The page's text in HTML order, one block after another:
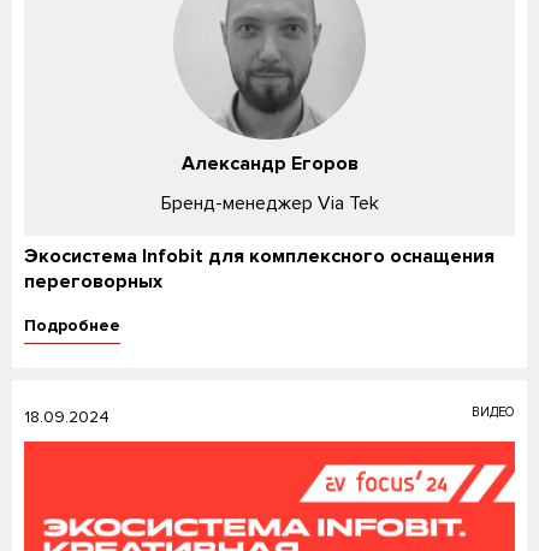
Александр Егоров
Бренд-менеджер Via Tek
Экосистема Infobit для комплексного оснащения
переговорных
Подробнее
18.09.2024 ВИДЕО